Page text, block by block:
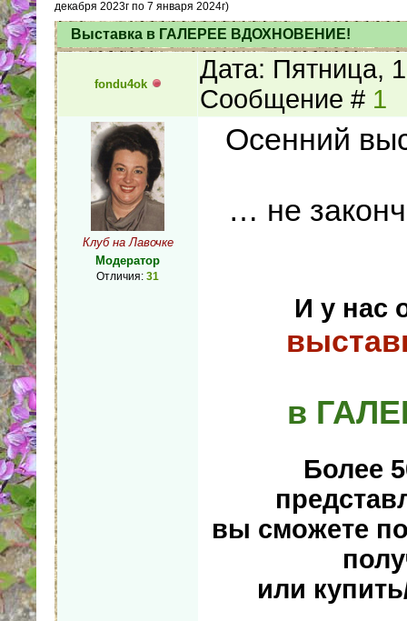
декабря 2023г по 7 января 2024г)
Выставка в ГАЛЕРЕЕ ВДОХНОВЕНИЕ!
fondu4ok
Дата: Пятница,
Сообщение # 1
Клуб на Лавочке
Модератор
Отличия: 31
Осенний
… не
И у нас
в
Более
вы сможете
или